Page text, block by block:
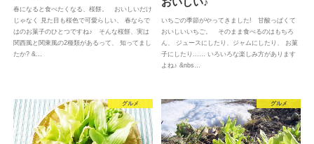
春になると食べたくなる、桜餅。 おいしいだけ
じゃなく 見た目も桜色で可愛らしい、 春ならで
はのお菓子のひとつですね♪ そんな桜餅、実は
関西風と関東風の2種類があるって、 知ってまし
たか? &…
いちごの季節がやってきました! 甘酸っぱくて
おいしいいちご。 そのまま食べるのはもちろ
ん、 ジュースにしたり、ジャムにしたり、 お菓
子にしたり…… いろいろな楽しみ方があります
よね♪ &nbs…
グルメ グルメ